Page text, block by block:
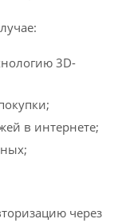
3D-
в интернете;
через